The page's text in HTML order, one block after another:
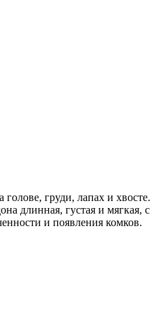
груди, лапах и хвосте.
длинная, густая и мягкая, с
и появления комков.